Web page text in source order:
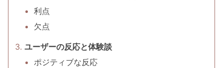
利点
欠点
ユーザーの反応と体験談
ポジティブな反応